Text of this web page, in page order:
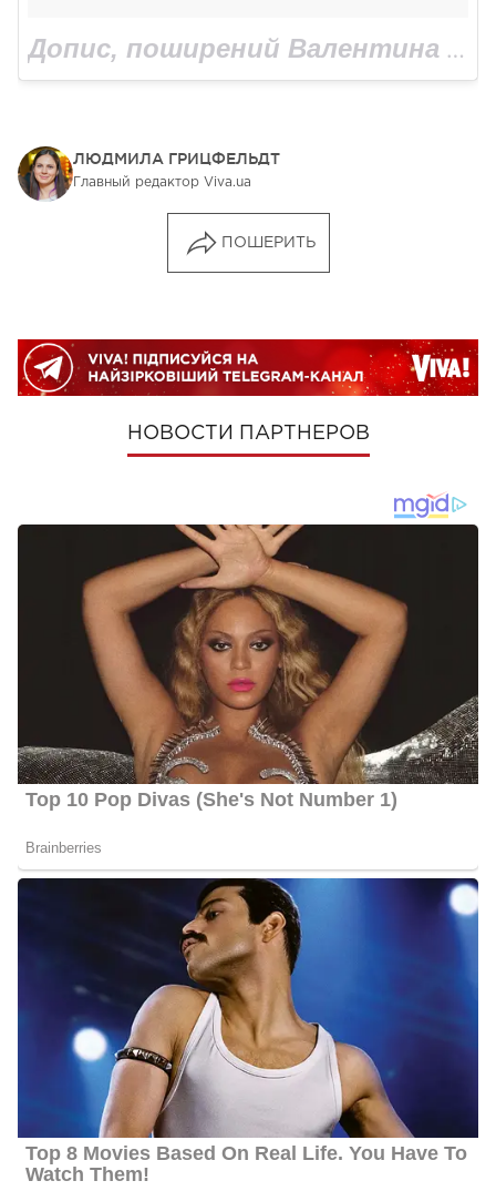
Допис, поширений Валентина Хамайко (@valentinakhamaiko)
ЛЮДМИЛА ГРИЦФЕЛЬДТ
Главный редактор Viva.ua
ПОШЕРИТЬ
НОВОСТИ ПАРТНЕРОВ